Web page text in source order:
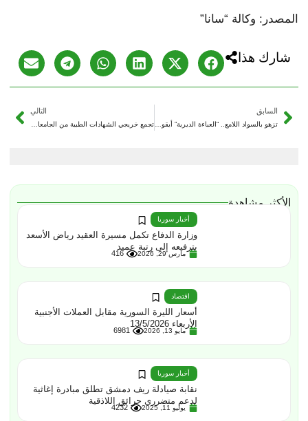
المصدر: وكالة “سانا”
شارك هذا
السابق التالي
الأكثر مشاهدة
أخبار سوريا
وزارة الدفاع تكمل مسيرة العقيد رياض الأسعد
بترفيعه إلى رتبة عميد
مارس 29, 2026 416
اقتصاد
أسعار الليرة السورية مقابل العملات الأجنبية
الأربعاء 13/5/2026
مايو 13, 2026 6981
أخبار سوريا
نقابة صيادلة ريف دمشق تطلق مبادرة إغاثية
لدعم متضرري حرائق اللاذقية
يوليو 11, 2025 4232